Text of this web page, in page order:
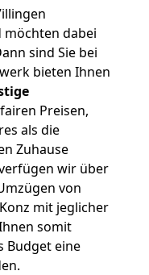
möchten dabei
sind Sie bei
bieten Ihnen
Preisen,
als die
Zuhause
wir über
von
mit jeglicher
somit
Budget eine